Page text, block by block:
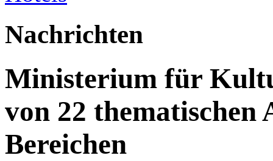
Nachrichten
Ministerium für
von 22
Bereichen